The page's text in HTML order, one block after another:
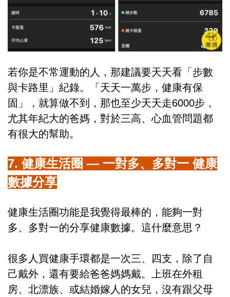
若你是不常運動的人，那建議要天天看「步數
與卡路里」紀錄。「天天一萬步，健康有保
固」，就算做不到，那也至少天天走6000步，
尤其年紀大的爸媽，對於三高、心血管問題都
有很大的幫助。
7. 健康生活圈 — 一對多、多對一 健康
數據分享
健康生活圈功能是我覺得最棒的，能夠一對
多、多對一的分享健康數據。這什麼意思？
很多人買健康手環都是一次三、四支，除了自
己戴外，還有要給爸爸媽媽戴。上班在外租
房、北漂族、或結婚嫁人的女兒，沒有跟父母